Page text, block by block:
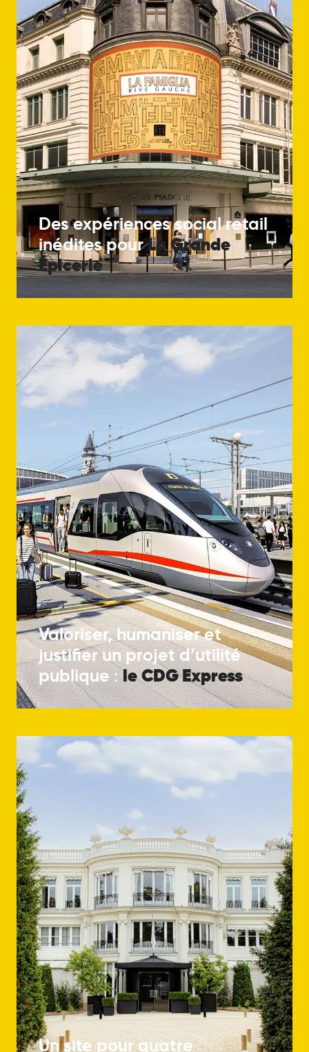
Des expériences social retail
inédites pourLaGrande
Épicerie
Valoriser, humaniser et
justifier un projet d’utilité
publique :leCDG Express
Un site pour quatre